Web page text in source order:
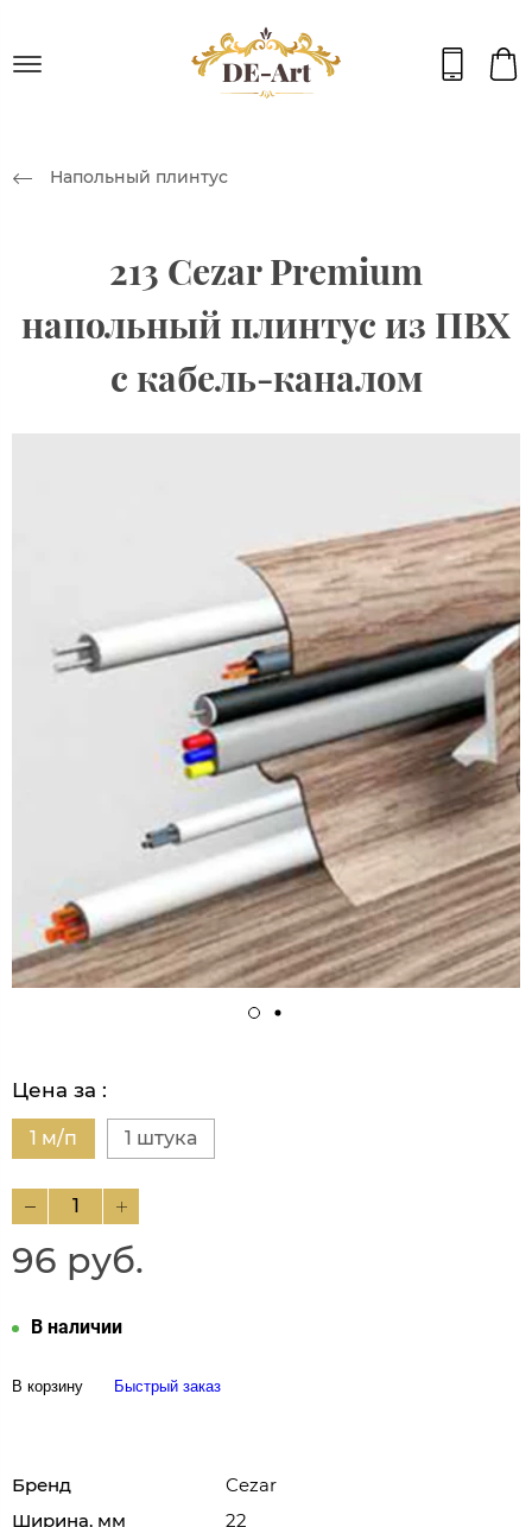
Напольный плинтус
213 Cezar Premium
напольный плинтус из ПВХ
с кабель-каналом
Цена за :
1 м/п 1 штука
96 руб.
В наличии
В корзину Быстрый заказ
Бренд
Cezar
Ширина, мм
22